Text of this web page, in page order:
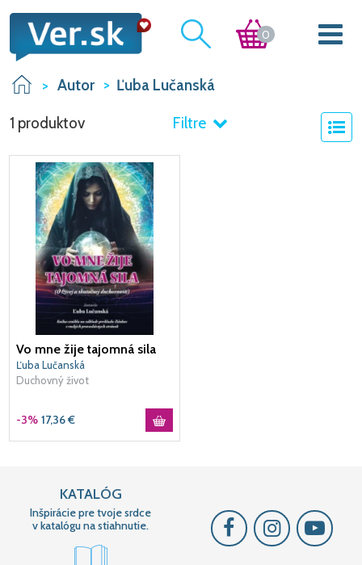
0
Autor Ľuba Lučanská
1 produktov Filtre
Vo mne žije tajomná sila
Ľuba Lučanská
Duchovný život
-3% 17,36€
KATALÓG
Inšpirácie pre tvoje srdce
v katalógu na stiahnutie.